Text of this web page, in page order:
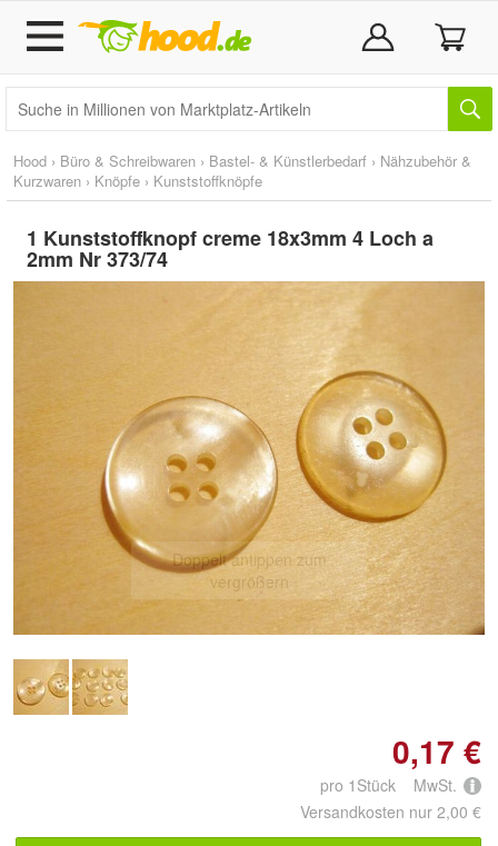
Hood › Büro & Schreibwaren › Bastel- & Künstlerbedarf › Nähzubehör &
Kurzwaren › Knöpfe › Kunststoffknöpfe
1 Kunststoffknopf creme 18x3mm 4 Loch a
2mm Nr 373/74
Doppelt antippen zum
vergrößern
0,17 €
pro 1Stück MwSt.
Versandkosten nur 2,00 €